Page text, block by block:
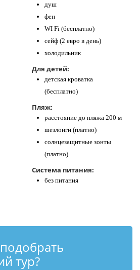
душ
фен
WI Fi (бесплатно)
сейф (2 евро в день)
холодильник
Для детей:
детская кроватка
(бесплатно)
Пляж:
расстояние до пляжа 200 м
шезлонги (платно)
солнцезащитные зонты
(платно)
Система питания:
без питания
тур?